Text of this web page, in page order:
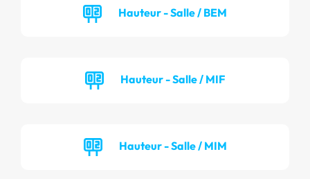
Hauteur - Salle / BEM
Hauteur - Salle / MIF
Hauteur - Salle / MIM